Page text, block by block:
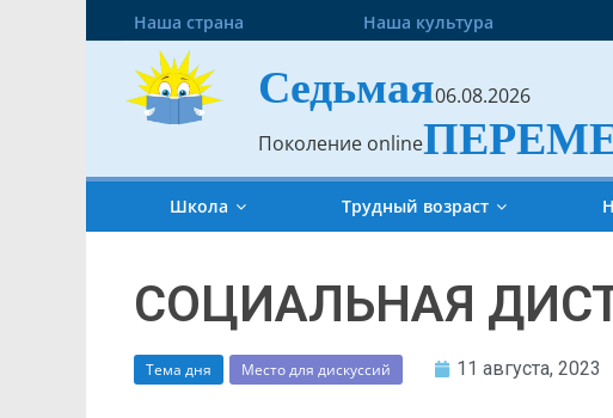
Наша страна Наша культура
Седьмая06.08.2026
Поколение online
Школа Трудный возраст
СОЦИАЛЬНАЯ
Тема дня Место для дискуссий 11 августа, 2023